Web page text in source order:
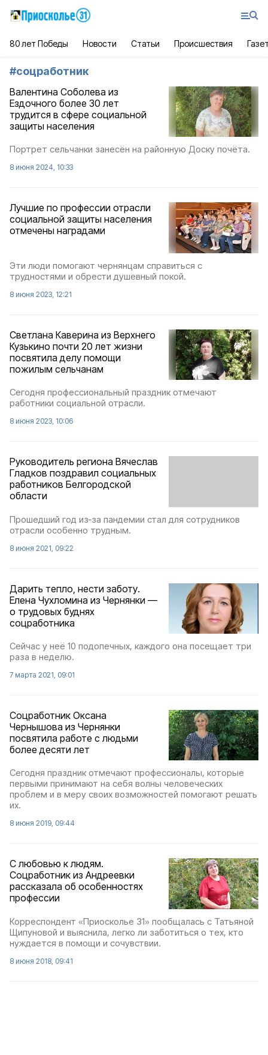
80 лет Победы Новости Статьи Происшествия
#соцработник
Валентина Соболева из
Ездочного более 30 лет
трудится в сфере социальной
защиты населения
Портрет сельчанки занесён на районную Доску почёта.
8 июня 2024, 10:33
Лучшие по профессии отрасли
социальной защиты населения
отмечены наградами
Эти люди помогают чернянцам справиться с
трудностями и обрести душевный покой.
8 июня 2023, 12:21
Светлана Каверина из Верхнего
Кузькино почти 20 лет жизни
посвятила делу помощи
пожилым сельчанам
Сегодня профессиональный праздник отмечают
работники социальной отрасли.
8 июня 2023, 10:06
Руководитель региона Вячеслав
Гладков поздравил социальных
работников Белгородской
области
Прошедший год из‑за пандемии стал для сотрудников
отрасли особенно трудным.
8 июня 2021, 09:22
Дарить тепло, нести заботу.
Елена Чухломина из Чернянки —
о трудовых буднях
соцработника
Сейчас у неё 10 подопечных, каждого она посещает три
раза в неделю.
7 марта 2021, 09:01
Соцработник Оксана
Чернышова из Чернянки
посвятила работе с людьми
более десяти лет
Сегодня праздник отмечают профессионалы, которые
первыми принимают на себя волны человеческих
проблем и в меру своих возможностей помогают решать
их.
8 июня 2019, 09:44
С любовью к людям.
Соцработник из Андреевки
рассказала об особенностях
профессии
Корреспондент «Приосколье 31» пообщалась с Татьяной
Щипуновой и выяснила, легко ли заботиться о тех, кто
нуждается в помощи и сочувствии.
8 июня 2018, 09:41